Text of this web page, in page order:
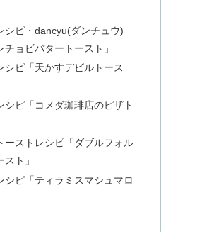
シピ・dancyu(ダンチュウ)
チョビバタートースト」
シピ「天かすデビルトース
シピ「コメダ珈琲店のピザト
ーストレシピ「ダブルフォル
ト」
シピ「ティラミスマシュマロ